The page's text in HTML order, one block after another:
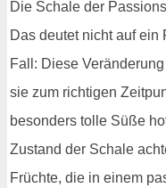
Die Schale der
Das deutet nicht auf ein
Fall: Diese
sie zum richtigen
besonders tolle Süße
Zustand der Schale
Früchte, die in einem